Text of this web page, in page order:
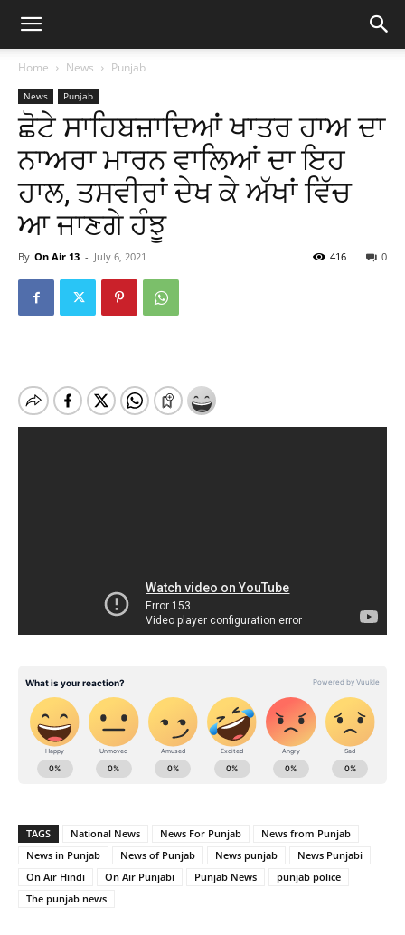
Home News Punjab
News Punjab
ਛੋਟੇ ਸਾਹਿਬਜ਼ਾਦਿਆਂ ਖਾਤਰ ਹਾਅ ਦਾ
ਨਾਅਰਾ ਮਾਰਨ ਵਾਲਿਆਂ ਦਾ ਇਹ
ਹਾਲ, ਤਸਵੀਰਾਂ ਦੇਖ ਕੇ ਅੱਖਾਂ ਵਿੱਚ
ਆ ਜਾਣਗੇ ਹੰਝੂ
By On Air 13 - July 6, 2021 0
416
TAGS National News News For Punjab
News from Punjab
News in Punjab
News of Punjab News punjab
News Punjabi
On Air Hindi
On Air Punjabi Punjab News
punjab police
The punjab news